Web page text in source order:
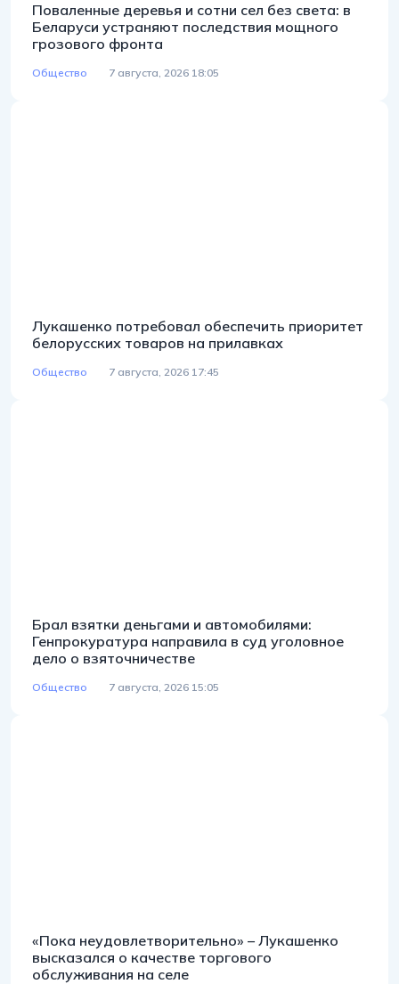
Поваленные деревья и сотни сел без света: в
Беларуси устраняют последствия мощного
грозового фронта
Общество 7 августа, 2026 18:05
Лукашенко потребовал обеспечить приоритет
белорусских товаров на прилавках
Общество 7 августа, 2026 17:45
Брал взятки деньгами и автомобилями:
Генпрокуратура направила в суд уголовное
дело о взяточничестве
Общество 7 августа, 2026 15:05
«Пока неудовлетворительно» – Лукашенко
высказался о качестве торгового
обслуживания на селе